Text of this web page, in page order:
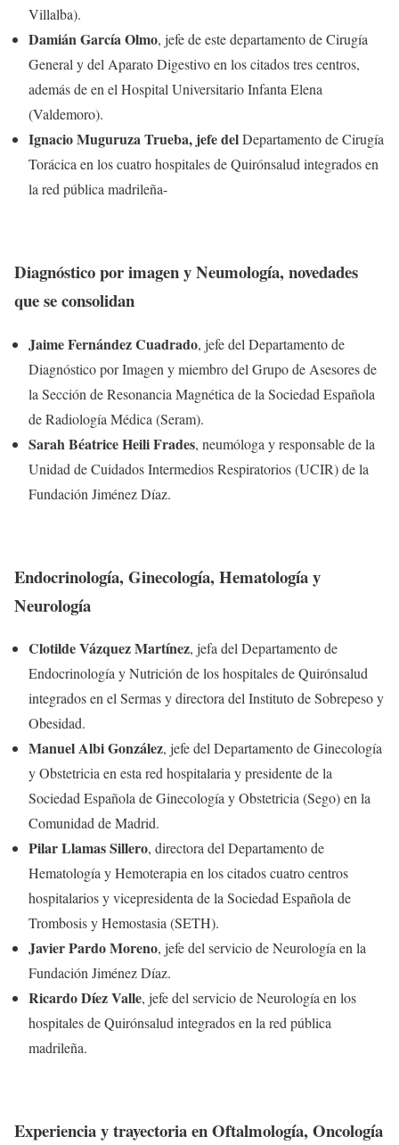
Villalba).
Damián García Olmo, jefe de este departamento de Cirugía
General y del Aparato Digestivo en los citados tres centros,
además de en el Hospital Universitario Infanta Elena
(Valdemoro).
Ignacio Muguruza Trueba, jefe delDepartamento de Cirugía
Torácica en los cuatro hospitales de Quirónsalud integrados en
la red pública madrileña-
Diagnóstico por imagen y Neumología, novedades
que se consolidan
Jaime Fernández Cuadrado, jefe del Departamento de
Diagnóstico por Imagen y miembro del Grupo de Asesores de
la Sección de Resonancia Magnética de la Sociedad Española
de Radiología Médica (Seram).
Sarah Béatrice Heili Frades, neumóloga y responsable de la
Unidad de Cuidados Intermedios Respiratorios (UCIR) de la
Fundación Jiménez Díaz.
Endocrinología, Ginecología, Hematología y
Neurología
Clotilde Vázquez Martínez, jefa del Departamento de
Endocrinología y Nutrición de los hospitales de Quirónsalud
integrados en el Sermas y directora del Instituto de Sobrepeso y
Obesidad.
Manuel Albi González, jefe del Departamento de Ginecología
y Obstetricia en esta red hospitalaria y presidente de la
Sociedad Española de Ginecología y Obstetricia (Sego) en la
Comunidad de Madrid.
Pilar Llamas Sillero, directora del Departamento de
Hematología y Hemoterapia en los citados cuatro centros
hospitalarios y vicepresidenta de la Sociedad Española de
Trombosis y Hemostasia (SETH).
Javier Pardo Moreno, jefe del servicio de Neurología en la
Fundación Jiménez Díaz.
Ricardo Díez Valle, jefe del servicio de Neurología en los
hospitales de Quirónsalud integrados en la red pública
madrileña.
Experiencia y trayectoria en Oftalmología, Oncología